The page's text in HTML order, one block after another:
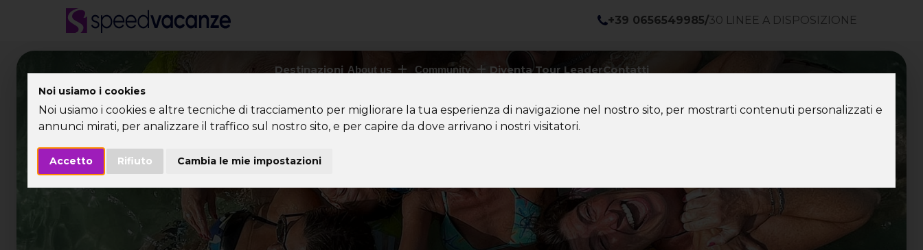
Noi usiamo i cookies
Noi usiamo i cookies e altre tecniche di tracciamento per migliorare la tua esperienza di navigazione nel nostro sito, per mostrarti contenuti personalizzati e
annunci mirati, per analizzare il traffico sul nostro sito, e per capire da dove arrivano i nostri visitatori.
Accetto Rifiuto Cambia le mie impostazioni
+39 0656549985/30 LINEE A DISPOSIZIONE
Destinazioni About us Community Diventa Tour LeaderContatti